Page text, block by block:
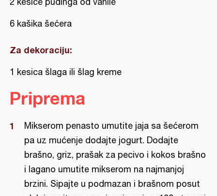
6 kašika šećera
Za dekoraciju:
1 kesica šlaga ili šlag kreme
Priprema
Mikserom penasto umutite jaja sa šećerom
pa uz mućenje dodajte jogurt. Dodajte
brašno, griz, prašak za pecivo i kokos brašno
i lagano umutite mikserom na najmanjoj
brzini. Sipajte u podmazan i brašnom posut